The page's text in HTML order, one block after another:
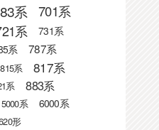
系 701系
系 731系
系 787系
815系 817系
系 883系
5000系 6000系
形